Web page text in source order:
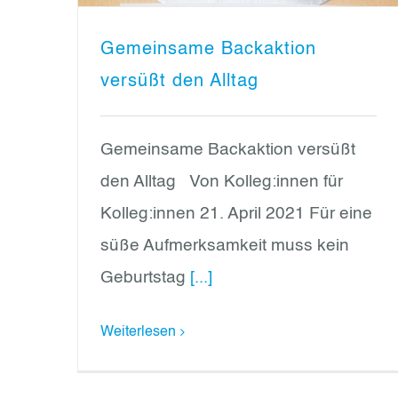
Gemeinsame Backaktion
versüßt den Alltag
Gemeinsame Backaktion versüßt
den Alltag Von Kolleg:innen für
Kolleg:innen 21. April 2021 Für eine
süße Aufmerksamkeit muss kein
Geburtstag [...]
Weiterlesen